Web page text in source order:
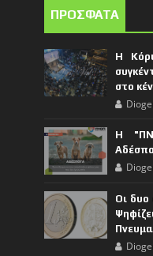
ΠΡΟΣΦΑΤΑ
Η
στο
Η
Οι δυο